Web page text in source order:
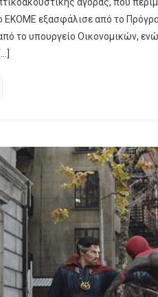
ΕΚΟΜΕ εξασφάλισε από το
το υπουργείο Οικονομικών,